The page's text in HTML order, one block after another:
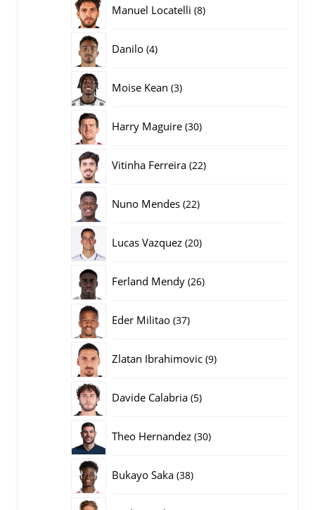
Manuel Locatelli 88
Danilo 44
Moise Kean 33
Harry Maguire 3030
Vitinha Ferreira 2222
Nuno Mendes 2222
Lucas Vazquez 2020
Ferland Mendy 2626
Eder Militao 3737
Zlatan Ibrahimovic 99
Davide Calabria 55
Theo Hernandez 3030
Bukayo Saka 3838